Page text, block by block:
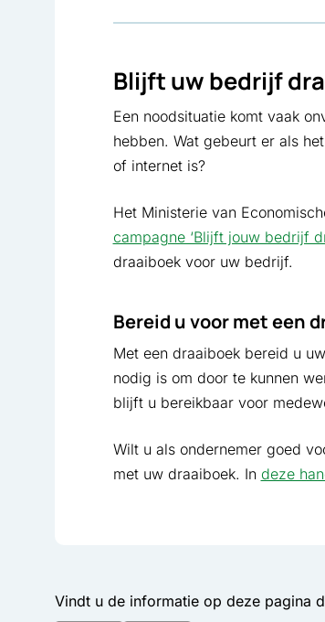
Blijft uw bedrijf
Een noodsituatie komt vaak
hebben. Wat gebeurt er als
of internet is?
Het Ministerie van
campagne ‘Blijft jouw bedrijf
draaiboek voor uw bedrijf.
Bereid u voor met een
Met een draaiboek bereid u
nodig is om door te kunnen
blijft u bereikbaar voor
Wilt u als ondernemer goed
met uw draaiboek. In deze
Vindt u de informatie op deze pagina